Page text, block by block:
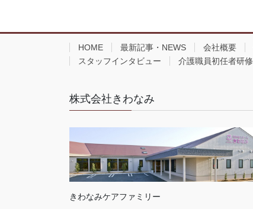
HOME 最新記事・NEWS 会社概要
スタッフインタビュー
介護職員初任者研修
株式会社きわなみ
きわなみケアファミリー